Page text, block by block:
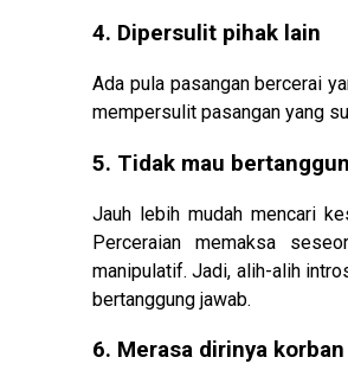
4. Dipersulit pihak lain
Ada pula pasangan bercerai
mempersulit pasangan yang
5. Tidak mau
Jauh lebih mudah mencari
Perceraian memaksa
manipulatif. Jadi, alih-alih
bertanggung jawab.
6. Merasa dirinya korban